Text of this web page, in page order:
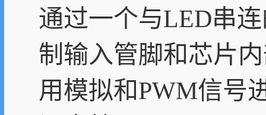
通过一个与LED串
制输入管脚和芯片
用模拟和PWM信号